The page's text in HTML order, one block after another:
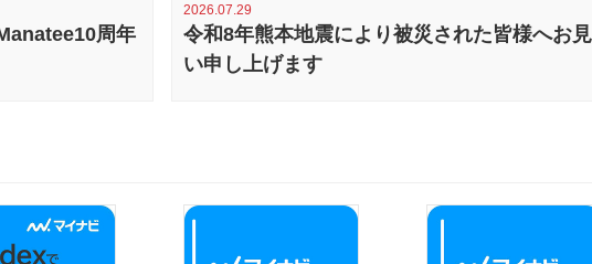
周年
2026.07.29
令和8年熊本地震により被災された皆様へお
い申し上げます